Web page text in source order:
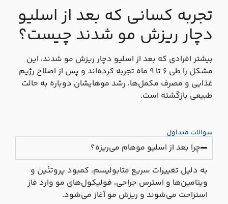
تجربه کسانی که بعد از اسلیو
دچار ریزش مو شدند چیست؟
بیشتر افرادی که بعد از اسلیو دچار ریزش مو شدند، این
مشکل را طی ۶ تا ۹ ماه تجربه کرده‌اند و پس از اصلاح رژیم
غذایی و مصرف مکمل‌ها، رشد موهایشان دوباره به حالت
طبیعی بازگشته است.
سوالات متداول
چرا بعد از اسلیو موهام می‌ریزه؟
به دلیل تغییرات سریع متابولیسم، کمبود پروتئین و
ویتامین‌ها و استرس جراحی، فولیکول‌های مو وارد فاز
استراحت می‌شوند و ریزش مو آغاز می‌شود.